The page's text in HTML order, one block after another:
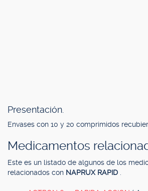
Presentación.
Envases con 10 y 20 comprimidos
Medicamentos
Este es un listado de algunos de los
relacionados con NAPRUX RAPID